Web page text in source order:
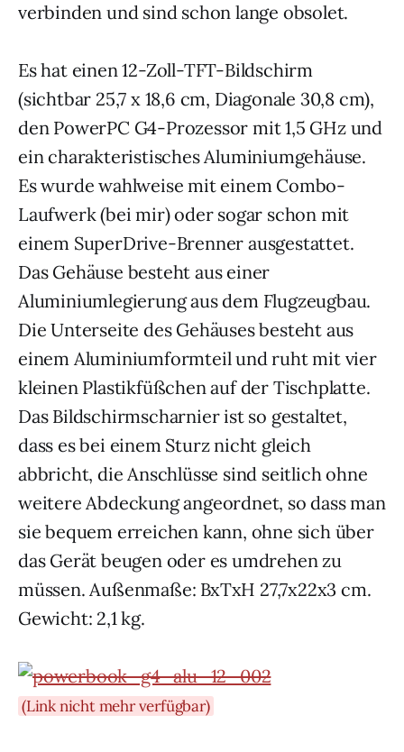
verbinden und sind schon lange obsolet.
Es hat einen 12-Zoll-TFT-Bildschirm
(sichtbar 25,7 x 18,6 cm, Diagonale 30,8 cm),
den PowerPC G4-Prozessor mit 1,5 GHz und
ein charakteristisches Aluminiumgehäuse.
Es wurde wahlweise mit einem Combo-
Laufwerk (bei mir) oder sogar schon mit
einem SuperDrive-Brenner ausgestattet.
Das Gehäuse besteht aus einer
Aluminiumlegierung aus dem Flugzeugbau.
Die Unterseite des Gehäuses besteht aus
einem Aluminiumformteil und ruht mit vier
kleinen Plastikfüßchen auf der Tischplatte.
Das Bildschirmscharnier ist so gestaltet,
dass es bei einem Sturz nicht gleich
abbricht, die Anschlüsse sind seitlich ohne
weitere Abdeckung angeordnet, so dass man
sie bequem erreichen kann, ohne sich über
das Gerät beugen oder es umdrehen zu
müssen. Außenmaße: BxTxH 27,7x22x3 cm.
Gewicht: 2,1 kg.
(Link nicht mehr verfügbar)